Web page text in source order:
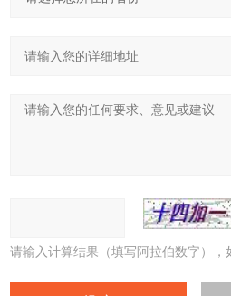
请输入计算结果（填写阿拉伯数字），